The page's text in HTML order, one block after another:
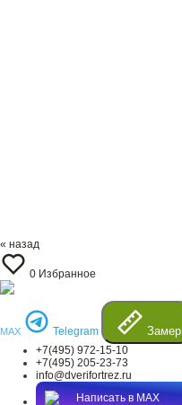
« назад
0 Избранное
MAX Telegram Замер
+7(495) 972-15-10
+7(495) 205-23-73
info@dverifortrez.ru
Написать в MAX